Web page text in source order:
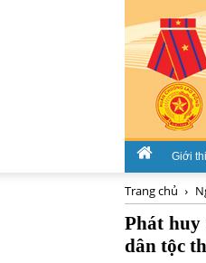
Giới
Trang chủ
Phát huy
dân tộc